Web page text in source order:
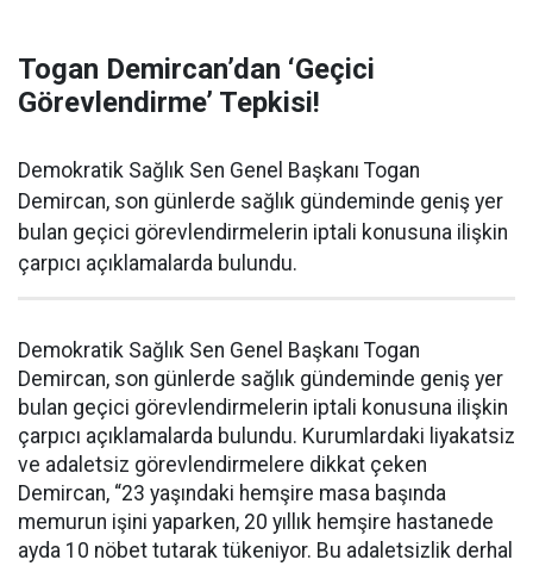
Togan Demircan’dan ‘Geçici
Görevlendirme’ Tepkisi!
Demokratik Sağlık Sen Genel Başkanı Togan
Demircan, son günlerde sağlık gündeminde geniş yer
bulan geçici görevlendirmelerin iptali konusuna ilişkin
çarpıcı açıklamalarda bulundu.
Demokratik Sağlık Sen Genel Başkanı Togan
Demircan, son günlerde sağlık gündeminde geniş yer
bulan geçici görevlendirmelerin iptali konusuna ilişkin
çarpıcı açıklamalarda bulundu. Kurumlardaki liyakatsiz
ve adaletsiz görevlendirmelere dikkat çeken
Demircan, “23 yaşındaki hemşire masa başında
memurun işini yaparken, 20 yıllık hemşire hastanede
ayda 10 nöbet tutarak tükeniyor. Bu adaletsizlik derhal